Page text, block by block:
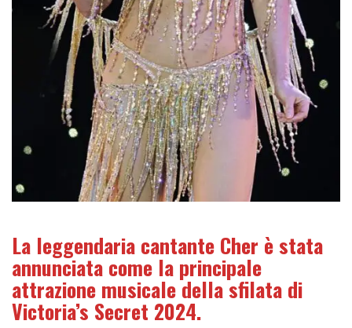
La leggendaria cantante Cher è stata
annunciata come la principale
attrazione musicale della sfilata di
Victoria’s Secret 2024.